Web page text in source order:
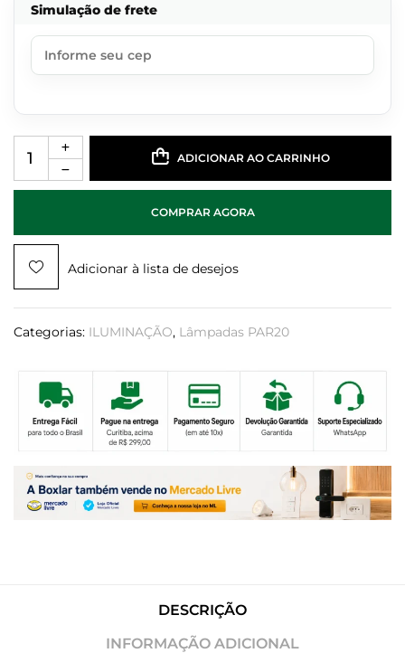
Simulação de frete
ADICIONAR AO CARRINHO
COMPRAR AGORA
Adicionar à lista de desejos
Categorias: ILUMINAÇÃO, Lâmpadas PAR20
DESCRIÇÃO
INFORMAÇÃO ADICIONAL